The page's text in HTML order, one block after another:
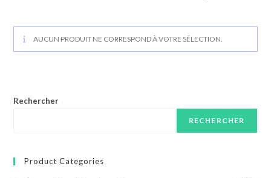
AUCUN PRODUIT NE CORRESPOND À VOTRE SÉLECTION.
Rechercher
RECHERCHER
Product Categories